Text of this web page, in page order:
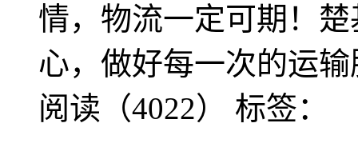
情，物流一定可期！
心，做好每一次的运
阅读（4022） 标签：